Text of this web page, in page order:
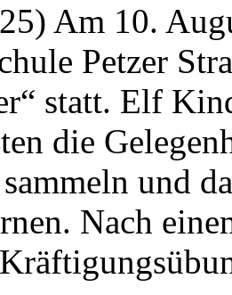
Am 10.
Petzer
statt. Elf
die
und
Nach